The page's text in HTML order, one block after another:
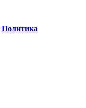
Политика